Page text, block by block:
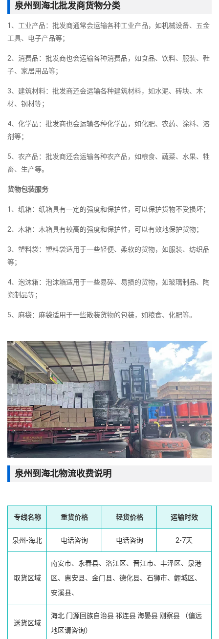
泉州到海北批发商货物分类
1、工业产品：批发商通常会运输各种工业产品，如机械设备、五金
工具、电子产品等；
2、消费品：批发商也会运输各种消费品，如食品、饮料、服装、鞋
子、家居用品等；
3、建筑材料：批发商还会运输各种建筑材料，如水泥、砖块、木
材、钢材等；
4、化学品：批发商也会运输各种化学品，如化肥、农药、涂料、溶
剂等；
5、农产品：批发商还会运输各种农产品，如粮食、蔬菜、水果、牲
畜、生产等。
货物包装服务
1、纸箱：纸箱具有一定的强度和保护性，可以保护货物不受损坏；
2、木箱：木箱具有较高的强度和保护性，可以有效地保护货物；
3、塑料袋：塑料袋适用于一些轻便、柔软的货物，如服装、纺织品
等；
4、泡沫箱：泡沫箱适用于一些易碎、易损的货物，如玻璃制品、陶
瓷制品等；
5、麻袋：麻袋适用于一些散装货物的包装，如粮食、化肥等。
泉州到海北物流收费说明
专线名称 重货价格 轻货价格 运输时效
泉州-海北 电话咨询 电话咨询 2-7天
取货区域
南安市、永春县、洛江区、晋江市、丰泽区、泉港
区、惠安县、金门县、德化县、石狮市、鲤城区、
安溪县、
送货区域
海北 门源回族自治县祁连县海晏县 刚察县 （偏远
地区请咨询）